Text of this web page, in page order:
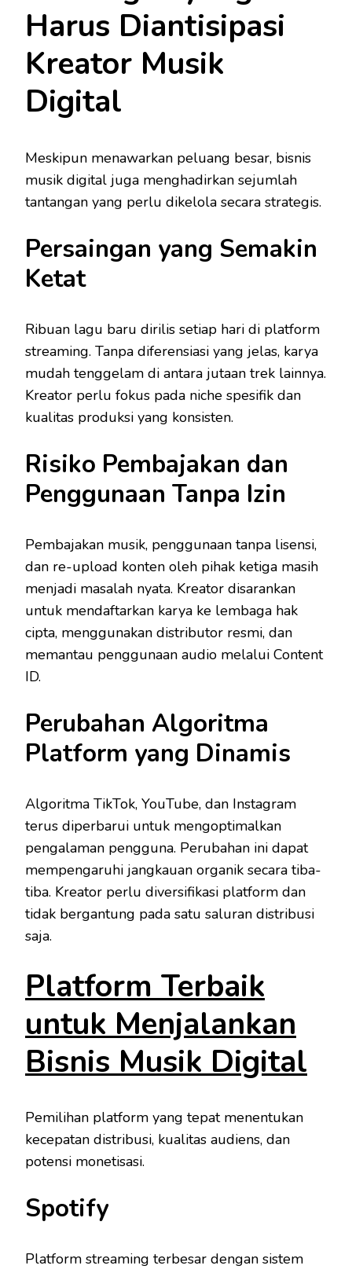
Harus Diantisipasi
Kreator Musik
Digital
Meskipun menawarkan peluang besar, bisnis
musik digital juga menghadirkan sejumlah
tantangan yang perlu dikelola secara strategis.
Persaingan yang Semakin
Ketat
Ribuan lagu baru dirilis setiap hari di platform
streaming. Tanpa diferensiasi yang jelas, karya
mudah tenggelam di antara jutaan trek lainnya.
Kreator perlu fokus pada niche spesifik dan
kualitas produksi yang konsisten.
Risiko Pembajakan dan
Penggunaan Tanpa Izin
Pembajakan musik, penggunaan tanpa lisensi,
dan re-upload konten oleh pihak ketiga masih
menjadi masalah nyata. Kreator disarankan
untuk mendaftarkan karya ke lembaga hak
cipta, menggunakan distributor resmi, dan
memantau penggunaan audio melalui Content
ID.
Perubahan Algoritma
Platform yang Dinamis
Algoritma TikTok, YouTube, dan Instagram
terus diperbarui untuk mengoptimalkan
pengalaman pengguna. Perubahan ini dapat
mempengaruhi jangkauan organik secara tiba-
tiba. Kreator perlu diversifikasi platform dan
tidak bergantung pada satu saluran distribusi
saja.
Platform Terbaik
untuk Menjalankan
Bisnis Musik Digital
Pemilihan platform yang tepat menentukan
kecepatan distribusi, kualitas audiens, dan
potensi monetisasi.
Spotify
Platform streaming terbesar dengan sistem